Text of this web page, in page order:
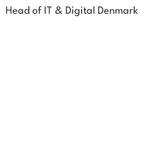
Head of IT & Digital Denmark